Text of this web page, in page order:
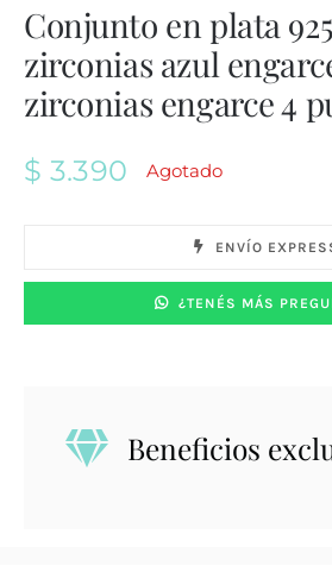
Conjunto en plata
zirconias azul
zirconias engarce 4
$ 3.390 Agotado
ENVÍO
¿TENÉS MÁS
Beneficios